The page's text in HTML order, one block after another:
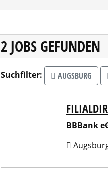
2 JOBS GEFUNDEN
Suchfilter: AUGSBURG
BBBank